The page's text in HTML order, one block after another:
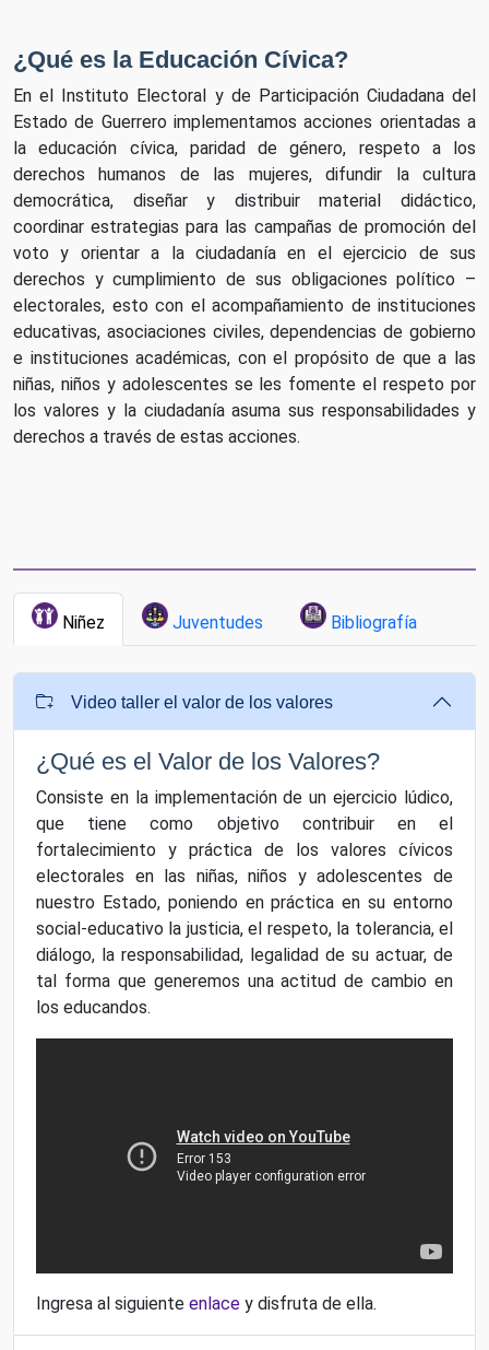
¿Qué es la Educación Cívica?
En el Instituto Electoral y de Participación Ciudadana del
Estado de Guerrero implementamos acciones orientadas a
la educación cívica, paridad de género, respeto a los
derechos humanos de las mujeres, difundir la cultura
democrática, diseñar y distribuir material didáctico,
coordinar estrategias para las campañas de promoción del
voto y orientar a la ciudadanía en el ejercicio de sus
derechos y cumplimiento de sus obligaciones político –
electorales, esto con el acompañamiento de instituciones
educativas, asociaciones civiles, dependencias de gobierno
e instituciones académicas, con el propósito de que a las
niñas, niños y adolescentes se les fomente el respeto por
los valores y la ciudadanía asuma sus responsabilidades y
derechos a través de estas acciones.
Niñez Juventudes Bibliografía
Video taller el valor de los valores
¿Qué es el Valor de los Valores?
Consiste en la implementación de un ejercicio lúdico,
que tiene como objetivo contribuir en el
fortalecimiento y práctica de los valores cívicos
electorales en las niñas, niños y adolescentes de
nuestro Estado, poniendo en práctica en su entorno
social-educativo la justicia, el respeto, la tolerancia, el
diálogo, la responsabilidad, legalidad de su actuar, de
tal forma que generemos una actitud de cambio en
los educandos.
Ingresa al siguiente enlace y disfruta de ella.